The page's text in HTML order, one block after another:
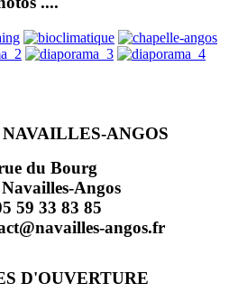
ANGOS
du Bourg
Angos
59 33 83 85
angos.fr
D'OUVERTURE